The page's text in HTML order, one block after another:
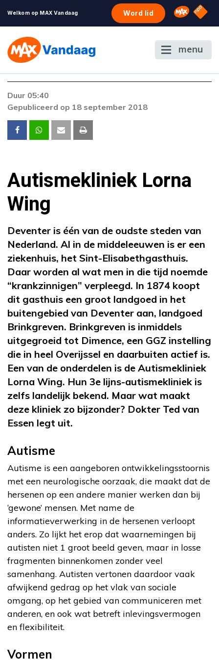
Welkom op MAX Vandaag Word lid Omroep
NPO
menu
De gewenste stream is op dit moment niet
voordoen, neem dan contact op met onze
klantenservice.
Duur 05:40
Gepubliceerd op 18 september 2018
Autismekliniek Lorna
Wing
Deventer is één van de oudste steden van
Nederland. Al in de middeleeuwen is er een
ziekenhuis, het Sint-Elisabethgasthuis.
Daar worden al wat men in die tijd noemde
“krankzinnigen” verpleegd. In 1874 koopt
dit gasthuis een groot landgoed in het
buitengebied van Deventer aan, landgoed
Brinkgreven. Brinkgreven is inmiddels
uitgegroeid tot Dimence, een GGZ instelling
die in heel Overijssel en daarbuiten actief is.
Een van de onderdelen is de Autismekliniek
Lorna Wing. Hun 3e lijns-autismekliniek is
zelfs landelijk bekend. Maar wat maakt
deze kliniek zo bijzonder? Dokter Ted van
Essen legt uit.
Autisme
Autisme is een aangeboren ontwikkelingsstoornis
met een neurologische oorzaak, die maakt dat de
hersenen op een andere manier werken dan bij
‘gewone’ mensen. Met name de
informatieverwerking in de hersenen verloopt
anders. Zo lijkt het erop dat waarnemingen bij
autisten niet 1 groot beeld geven, maar in losse
fragmenten binnenkomen zonder veel
samenhang. Autisten vertonen daardoor vaak
afwijkend gedrag op het vlak van sociale
omgang, op het gebied van communiceren met
anderen, en ook wat betreft inlevingsvermogen
en flexibiliteit.
Vormen